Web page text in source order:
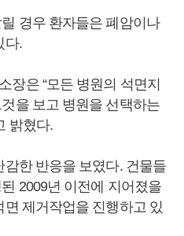
경우 환자들은 폐암이나
다.
장은 “모든 병원의 석면지
을 보고 병원을 선택하는
밝혔다.
한 반응을 보였다. 건물들
2009년 이전에 지어졌을
제거작업을 진행하고 있